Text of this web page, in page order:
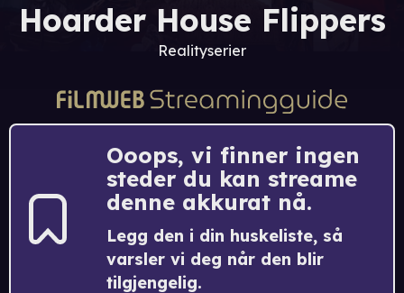
Hoarder House Flippers
Realityserier
Ooops, vi finner ingen
steder du kan streame
denne akkurat nå.
Legg den i din huskeliste, så
varsler vi deg når den blir
tilgjengelig.